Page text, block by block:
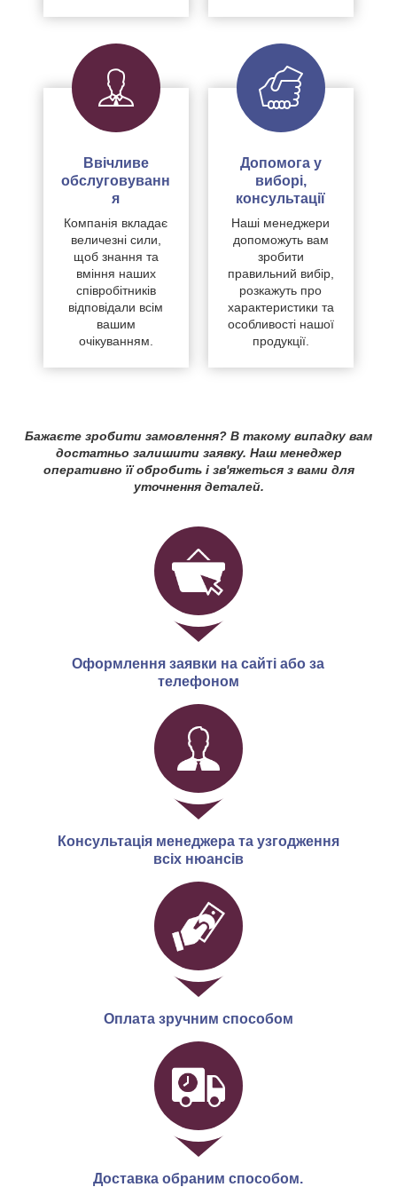
Ввічливе
обслуговуванн
я
Компанія вкладає
величезні сили,
щоб знання та
вміння наших
співробітників
відповідали всім
вашим
очікуванням.
Допомога у
виборі,
консультації
Наші менеджери
допоможуть вам
зробити
правильний вибір,
розкажуть про
характеристики та
особливості нашої
продукції.
Бажаєте зробити замовлення? В такому випадку вам
достатньо залишити заявку. Наш менеджер
оперативно її обробить і зв'яжеться з вами для
уточнення деталей.
Оформлення заявки на сайті або за
телефоном
Консультація менеджера та узгодження
всіх нюансів
Оплата зручним способом
Доставка обраним способом.